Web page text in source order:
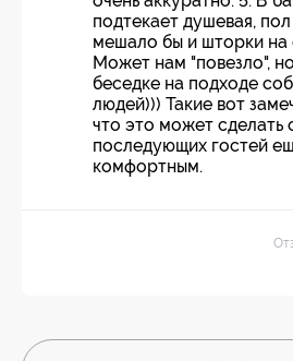
подтекает душевая,
мешало бы и шторки на
Может нам "повезло",
беседке на подходе
людей))) Такие вот
что это может сделать
последующих гостей
комфортным.